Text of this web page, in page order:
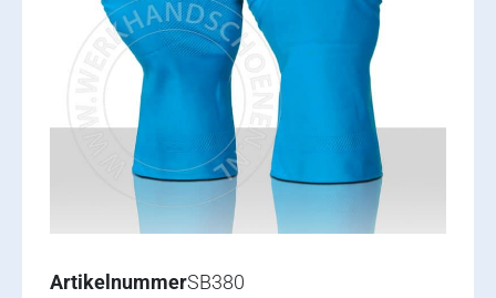
ArtikelnummerSB380